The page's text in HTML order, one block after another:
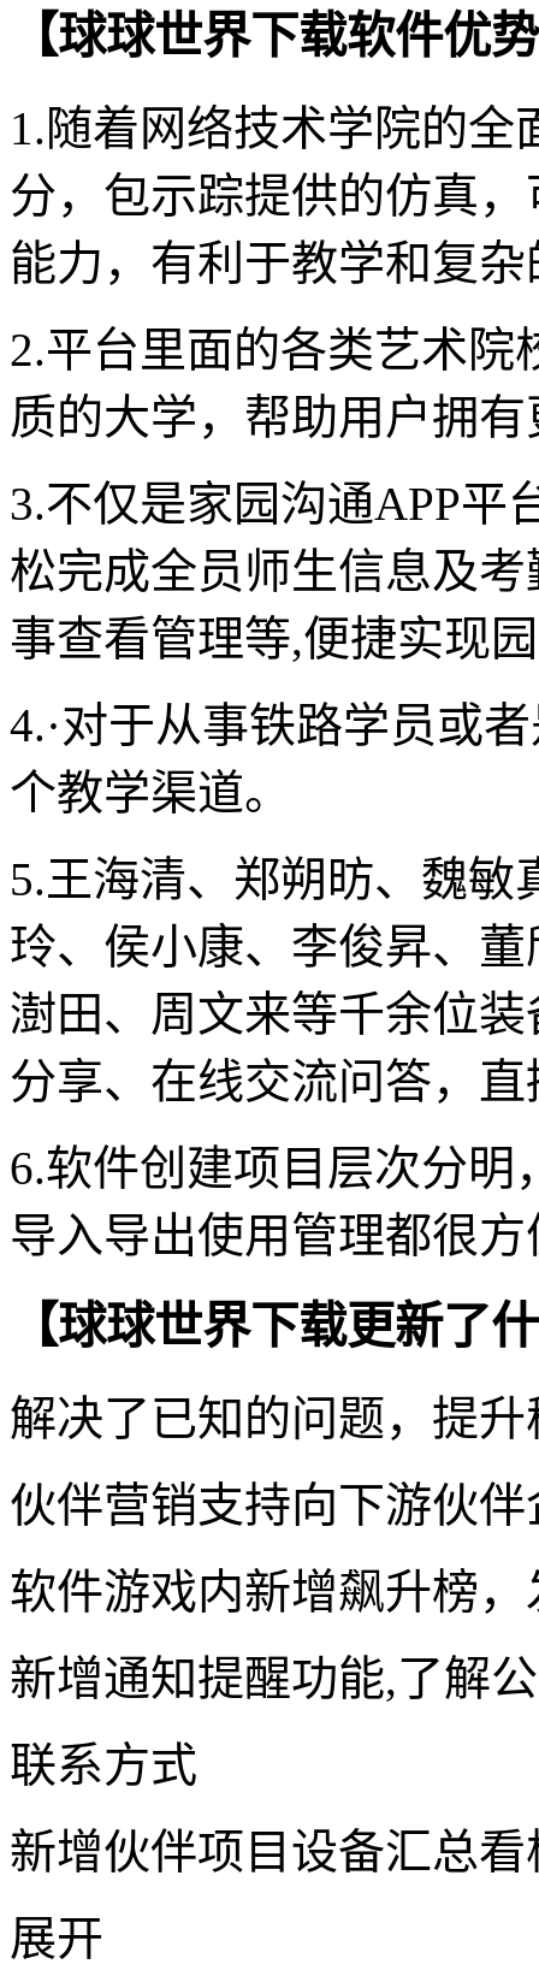
【球球世界下载软件优
1.随着网络技术学院的
分，包示踪提供的仿真
能力，有利于教学和复
2.平台里面的各类艺术
质的大学，帮助用户拥
3.不仅是家园沟通APP平
松完成全员师生信息及
事查看管理等,便捷实现
4.·对于从事铁路学员或
个教学渠道。
5.王海清、郑朔昉、魏
玲、侯小康、李俊昇、
澍田、周文来等千余位
分享、在线交流问答，
6.软件创建项目层次分明
导入导出使用管理都很方
【球球世界下载更新了
解决了已知的问题，提升
伙伴营销支持向下游伙
软件游戏内新增飙升榜
新增通知提醒功能,了解
联系方式
新增伙伴项目设备汇总看
展开